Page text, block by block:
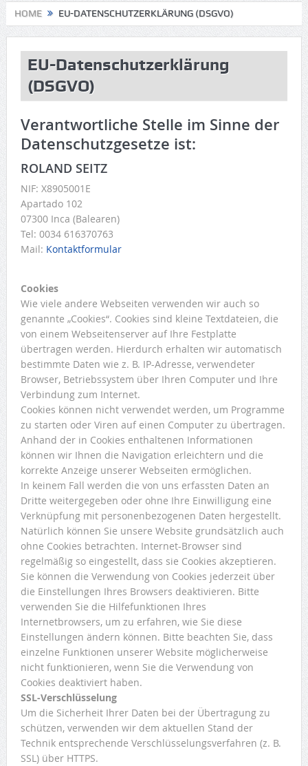
HOME EU-DATENSCHUTZERKLÄRUNG (DSGVO)
EU-Datenschutzerklärung
(DSGVO)
Verantwortliche Stelle im Sinne der
Datenschutzgesetze ist:
ROLAND SEITZ
NIF: X8905001E
Apartado 102
07300 Inca (Balearen)
Tel: 0034 616370763
Mail: Kontaktformular
Cookies
Wie viele andere Webseiten verwenden wir auch so
genannte „Cookies“. Cookies sind kleine Textdateien, die
von einem Webseitenserver auf Ihre Festplatte
übertragen werden. Hierdurch erhalten wir automatisch
bestimmte Daten wie z. B. IP-Adresse, verwendeter
Browser, Betriebssystem über Ihren Computer und Ihre
Verbindung zum Internet.
Cookies können nicht verwendet werden, um Programme
zu starten oder Viren auf einen Computer zu übertragen.
Anhand der in Cookies enthaltenen Informationen
können wir Ihnen die Navigation erleichtern und die
korrekte Anzeige unserer Webseiten ermöglichen.
In keinem Fall werden die von uns erfassten Daten an
Dritte weitergegeben oder ohne Ihre Einwilligung eine
Verknüpfung mit personenbezogenen Daten hergestellt.
Natürlich können Sie unsere Website grundsätzlich auch
ohne Cookies betrachten. Internet-Browser sind
regelmäßig so eingestellt, dass sie Cookies akzeptieren.
Sie können die Verwendung von Cookies jederzeit über
die Einstellungen Ihres Browsers deaktivieren. Bitte
verwenden Sie die Hilfefunktionen Ihres
Internetbrowsers, um zu erfahren, wie Sie diese
Einstellungen ändern können. Bitte beachten Sie, dass
einzelne Funktionen unserer Website möglicherweise
nicht funktionieren, wenn Sie die Verwendung von
Cookies deaktiviert haben.
SSL-Verschlüsselung
Um die Sicherheit Ihrer Daten bei der Übertragung zu
schützen, verwenden wir dem aktuellen Stand der
Technik entsprechende Verschlüsselungsverfahren (z. B.
SSL) über HTTPS.